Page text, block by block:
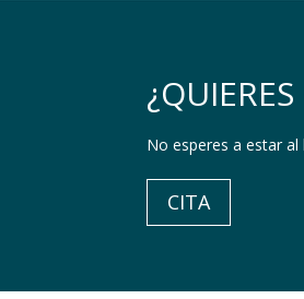
No esperes a estar
CITA